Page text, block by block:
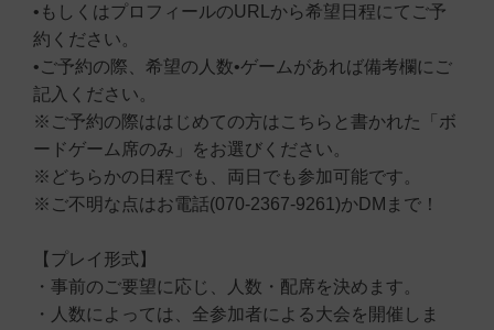
•もしくはプロフィールのURLから希望日程にてご予
約ください。
•ご予約の際、希望の人数•ゲームがあれば備考欄にご
記入ください。
※ご予約の際ははじめての方はこちらと書かれた「ボ
ードゲーム席のみ」をお選びください。
※どちらかの日程でも、両日でも参加可能です。
※ご不明な点はお電話(070-2367-9261)かDMまで！
【プレイ形式】
・事前のご要望に応じ、人数・配席を決めます。
・人数によっては、全参加者による大会を開催しま